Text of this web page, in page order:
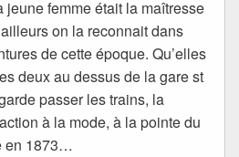
jeune femme était la maîtresse
on la reconnait dans
de cette époque. Qu’elles
deux au dessus de la gare st
passer les trains, la
à la mode, à la pointe du
en 1873…